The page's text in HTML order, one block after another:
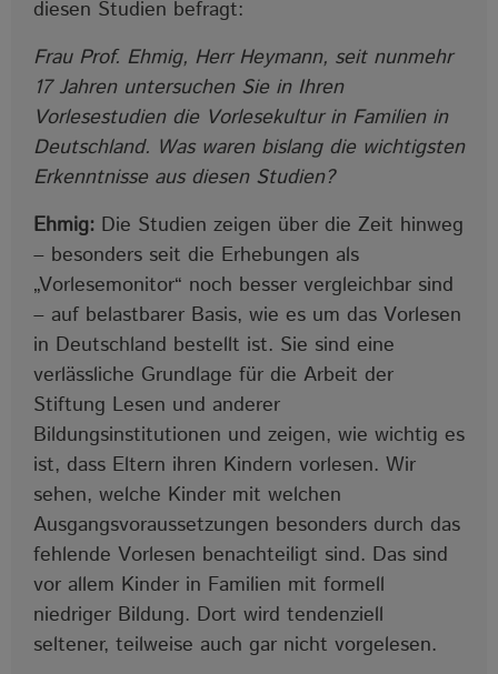
diesen Studien befragt:
Frau Prof. Ehmig, Herr Heymann, seit nunmehr
17 Jahren untersuchen Sie in Ihren
Vorlesestudien die Vorlesekultur in Familien in
Deutschland. Was waren bislang die wichtigsten
Erkenntnisse aus diesen Studien?
Ehmig: Die Studien zeigen über die Zeit hinweg
‒ besonders seit die Erhebungen als
„Vorlesemonitor“ noch besser vergleichbar sind
‒ auf belastbarer Basis, wie es um das Vorlesen
in Deutschland bestellt ist. Sie sind eine
verlässliche Grundlage für die Arbeit der
Stiftung Lesen und anderer
Bildungsinstitutionen und zeigen, wie wichtig es
ist, dass Eltern ihren Kindern vorlesen. Wir
sehen, welche Kinder mit welchen
Ausgangsvoraussetzungen besonders durch das
fehlende Vorlesen benachteiligt sind. Das sind
vor allem Kinder in Familien mit formell
niedriger Bildung. Dort wird tendenziell
seltener, teilweise auch gar nicht vorgelesen.